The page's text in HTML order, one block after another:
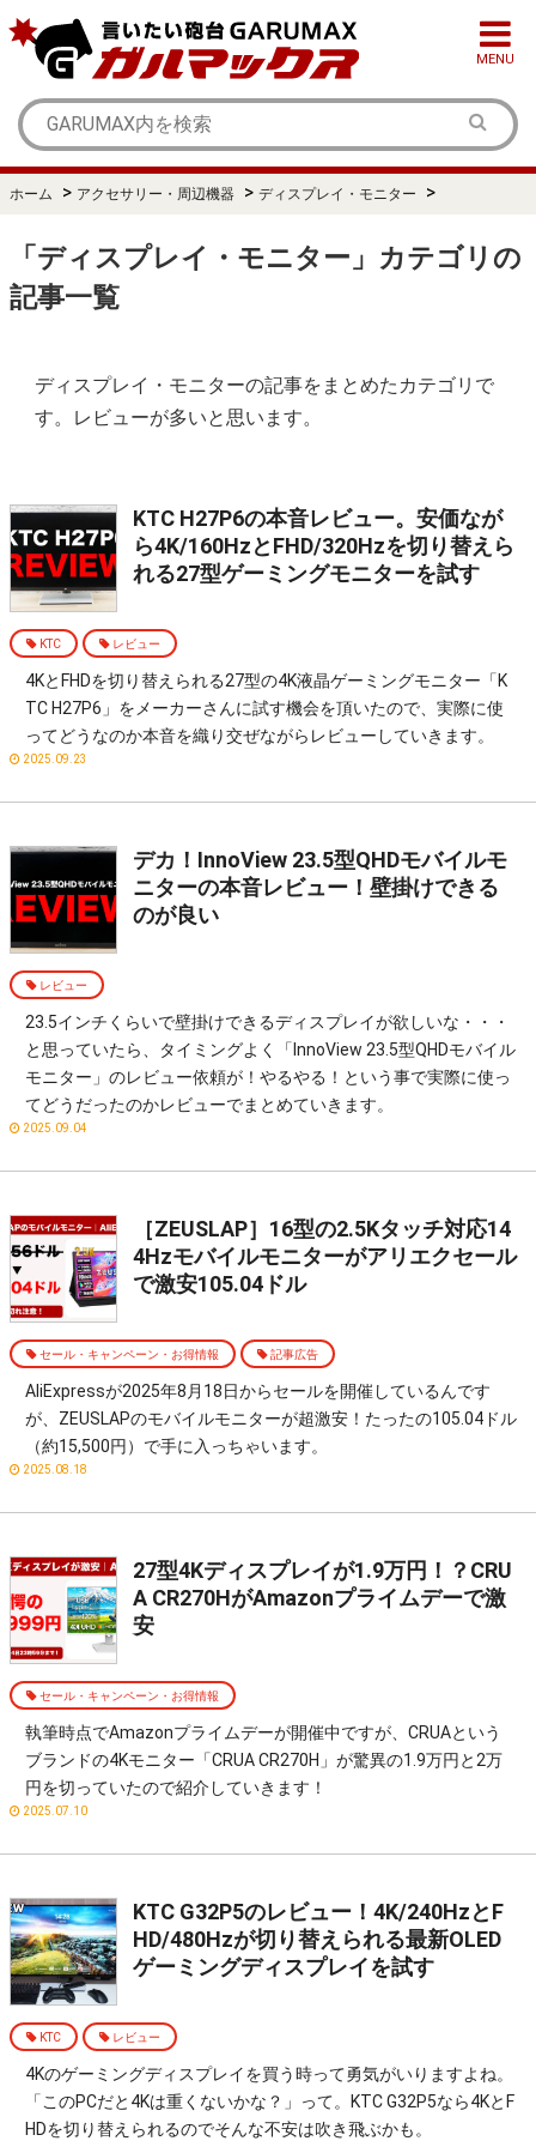
MENU
ホーム > アクセサリー・周辺機器 > ディスプレイ・モニター >
「ディスプレイ・モニター」カテゴリの
記事一覧
ディスプレイ・モニターの記事をまとめたカテゴリで
す。レビューが多いと思います。
KTC H27P6の本音レビュー。安価なが
ら4K/160HzとFHD/320Hzを切り替えら
れる27型ゲーミングモニターを試す
KTC レビュー
4KとFHDを切り替えられる27型の4K液晶ゲーミングモニター「K
TC H27P6」をメーカーさんに試す機会を頂いたので、実際に使
ってどうなのか本音を織り交ぜながらレビューしていきます。
2025.09.23
デカ！InnoView 23.5型QHDモバイルモ
ニターの本音レビュー！壁掛けできる
のが良い
レビュー
23.5インチくらいで壁掛けできるディスプレイが欲しいな・・・
と思っていたら、タイミングよく「InnoView 23.5型QHDモバイル
モニター」のレビュー依頼が！やるやる！という事で実際に使っ
てどうだったのかレビューでまとめていきます。
2025.09.04
［ZEUSLAP］16型の2.5Kタッチ対応14
4Hzモバイルモニターがアリエクセール
で激安105.04ドル
セール・キャンペーン・お得情報 記事広告
AliExpressが2025年8月18日からセールを開催しているんです
が、ZEUSLAPのモバイルモニターが超激安！たったの105.04ドル
（約15,500円）で手に入っちゃいます。
2025.08.18
27型4Kディスプレイが1.9万円！？CRU
A CR270HがAmazonプライムデーで激
安
セール・キャンペーン・お得情報
執筆時点でAmazonプライムデーが開催中ですが、CRUAという
ブランドの4Kモニター「CRUA CR270H」が驚異の1.9万円と2万
円を切っていたので紹介していきます！
2025.07.10
KTC G32P5のレビュー！4K/240HzとF
HD/480Hzが切り替えられる最新OLED
ゲーミングディスプレイを試す
KTC レビュー
4Kのゲーミングディスプレイを買う時って勇気がいりますよね。
「このPCだと4Kは重くないかな？」って。KTC G32P5なら4KとF
HDを切り替えられるのでそんな不安は吹き飛ぶかも。